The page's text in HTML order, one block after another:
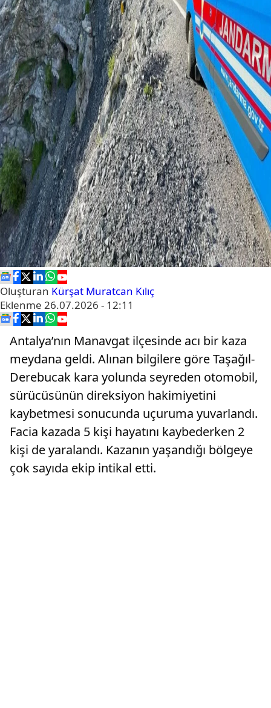
Oluşturan Kürşat Muratcan Kılıç
Eklenme 26.07.2026 - 12:11
Antalya’nın Manavgat ilçesinde acı bir kaza
meydana geldi. Alınan bilgilere göre Taşağıl-
Derebucak kara yolunda seyreden otomobil,
sürücüsünün direksiyon hakimiyetini
kaybetmesi sonucunda uçuruma yuvarlandı.
Facia kazada 5 kişi hayatını kaybederken 2
kişi de yaralandı. Kazanın yaşandığı bölgeye
çok sayıda ekip intikal etti.